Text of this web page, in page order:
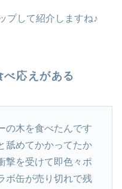
プして紹介しますね♪
応えがある
の木を食べたんです
舐めてかかってたか
撃を受けて即色々ポ
ボ缶が売り切れで残